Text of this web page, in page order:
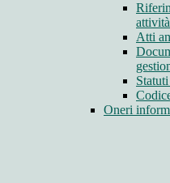
attività
Atti
Oneri